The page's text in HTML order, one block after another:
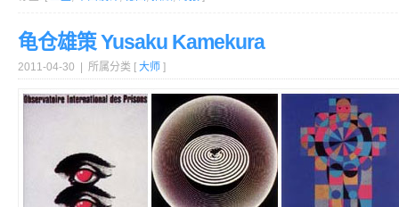
龟仓雄策 Yusaku Kamekura
2011-04-30 | 所属分类 [ 大师 ]